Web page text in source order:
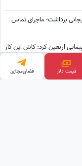
برداشت؛ ماجرای تماس
اربعین کرد: کاش این کار
صهیونیستی به آن اعتراف
قیمت طلا فضای‌مجازی